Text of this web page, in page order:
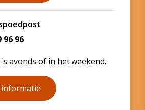
96 96
avonds of in het weekend.
informatie